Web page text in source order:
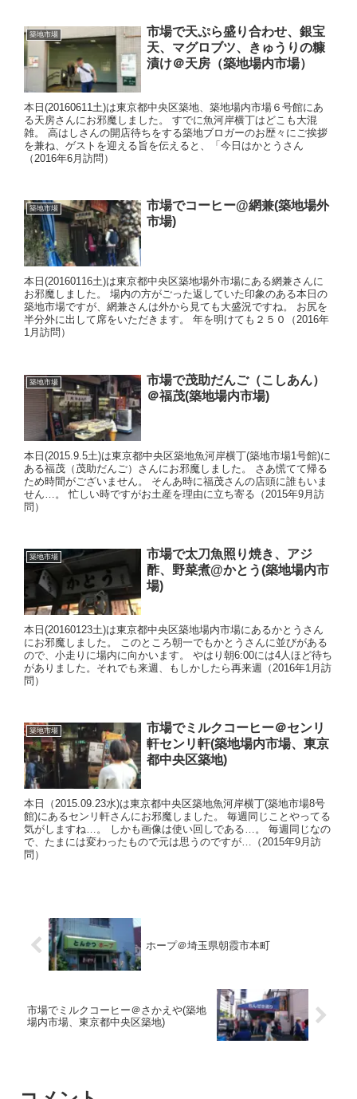
築地市場
市場で天ぷら盛り合わせ、銀宝
天、マグロブツ、きゅうりの糠
漬け＠天房（築地場内市場）
本日(20160611土)は東京都中央区築地、築地場内市場６号館にあ
る天房さんにお邪魔しました。 すでに魚河岸横丁はどこも大混
雑。 高はしさんの開店待ちをする築地ブロガーのお歴々にご挨拶
を兼ね、ゲストを迎える旨を伝えると、「今日はかとうさん
（2016年6月訪問）
築地市場
市場でコーヒー@網兼(築地場外
市場)
本日(20160116土)は東京都中央区築地場外市場にある網兼さんに
お邪魔しました。 場内の方がごった返していた印象のある本日の
築地市場ですが、網兼さんは外から見ても大盛況ですね。 お尻を
半分外に出して席をいただきます。 年を明けても２５０（2016年
1月訪問）
築地市場
市場で茂助だんご（こしあん）
＠福茂(築地場内市場)
本日(2015.9.5土)は東京都中央区築地魚河岸横丁(築地市場1号館)に
ある福茂（茂助だんご）さんにお邪魔しました。 さあ慌てて帰る
ため時間がございません。 そんあ時に福茂さんの店頭に誰もいま
せん…。 忙しい時ですがお土産を理由に立ち寄る（2015年9月訪
問）
築地市場
市場で太刀魚照り焼き、アジ
酢、野菜煮@かとう(築地場内市
場)
本日(20160123土)は東京都中央区築地場内市場にあるかとうさん
にお邪魔しました。 このところ朝一でもかとうさんに並びがある
ので、小走りに場内に向かいます。 やはり朝6:00には4人ほど待ち
がありました。それでも来週、もしかしたら再来週（2016年1月訪
問）
築地市場
市場でミルクコーヒー＠センリ
軒センリ軒(築地場内市場、東京
都中央区築地)
本日（2015.09.23水)は東京都中央区築地魚河岸横丁(築地市場8号
館)にあるセンリ軒さんにお邪魔しました。 毎週同じことやってる
気がしますね…。 しかも画像は使い回しである…。 毎週同じなの
で、たまには変わったもので元は思うのですが…（2015年9月訪
問）
ホープ＠埼玉県朝霞市本町
市場でミルクコーヒー＠さかえや(築地
場内市場、東京都中央区築地)